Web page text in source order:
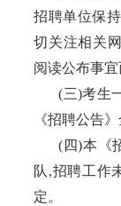
招聘单位保
切关注相关
阅读公布事
(三)考生
《招聘公告
(四)本《
队,招聘工作
定。